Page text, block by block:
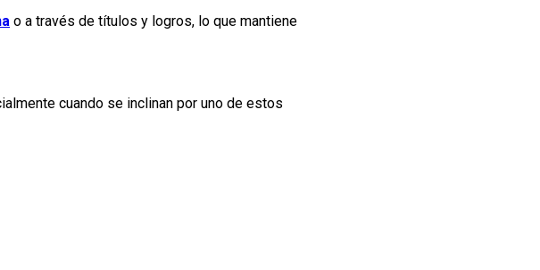
o a través de títulos y logros, lo que mantiene
cuando se inclinan por uno de estos